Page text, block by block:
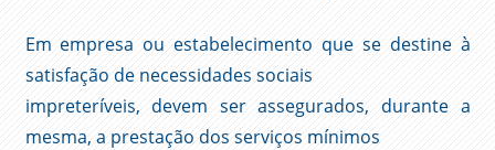
Em empresa ou estabelecimento que se destine à
satisfação de necessidades sociais
impreteríveis, devem ser assegurados, durante a
mesma, a prestação dos serviços mínimos